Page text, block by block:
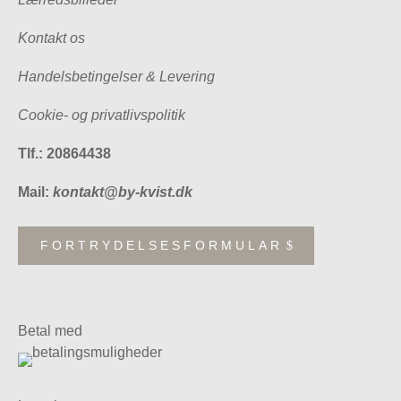
Kontakt os
Handelsbetingelser & Levering
Cookie- og privatlivspolitik
Tlf.: 20864438
Mail: kontakt@by-kvist.dk
FORTRYDELSESFORMULAR
Betal med